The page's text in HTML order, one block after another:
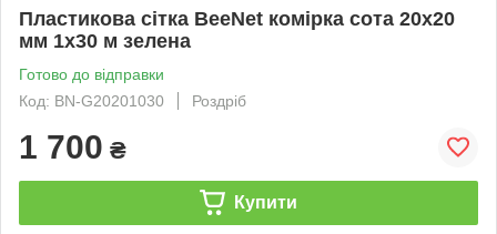
Пластикова сітка BeeNet комірка сота 20х20
мм 1х30 м зелена
Готово до відправки
Код: BN-G20201030
Роздріб
1 700 ₴
Купити